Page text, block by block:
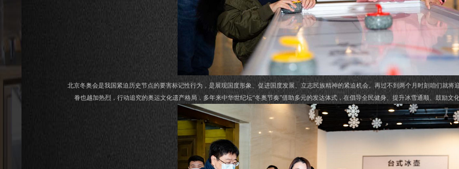
北京冬奥会是我国紧迫历史节点的要害标记性行为，是展现国度形象、促进国度发展、立志民族精神的紧迫机会。再过不到两个月时刻咱们就将
眷也越加热烈，行动追究的奥运文化遗产格局，多年来中华世纪坛“冬奥节奏”借助多元的发达体式，在倡导全民健身、提升冰雪通顺、鼓励文